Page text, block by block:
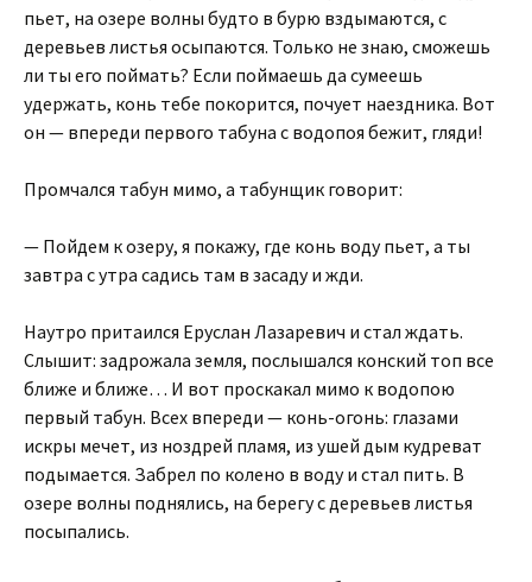
пьет, на озере волны будто в бурю вздымаются, с
деревьев листья осыпаются. Только не знаю, сможешь
ли ты его поймать? Если поймаешь да сумеешь
удержать, конь тебе покорится, почует наездника. Вот
он — впереди первого табуна с водопоя бежит, гляди!
Промчался табун мимо, а табунщик говорит:
— Пойдем к озеру, я покажу, где конь воду пьет, а ты
завтра с утра садись там в засаду и жди.
Наутро притаился Еруслан Лазаревич и стал ждать.
Слышит: задрожала земля, послышался конский топ все
ближе и ближе… И вот проскакал мимо к водопою
первый табун. Всех впереди — конь-огонь: глазами
искры мечет, из ноздрей пламя, из ушей дым кудреват
подымается. Забрел по колено в воду и стал пить. В
озере волны поднялись, на берегу с деревьев листья
посыпались.